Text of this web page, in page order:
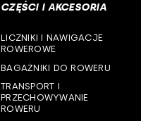
CZĘŚCI I AKCESORIA
LICZNIKI I NAWIGACJE
ROWEROWE
BAGAŻNIKI DO ROWERU
TRANSPORT I
PRZECHOWYWANIE
ROWERU